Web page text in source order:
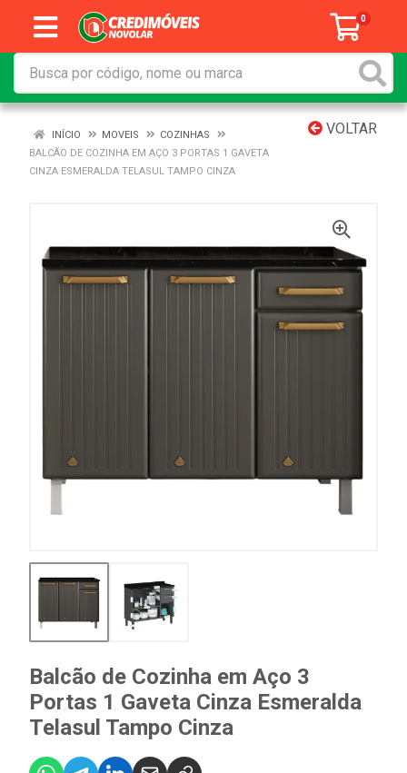
0
VOLTAR
INÍCIO MOVEIS
COZINHAS
BALCÃO DE COZINHA EM AÇO 3 PORTAS 1 GAVETA
CINZA ESMERALDA TELASUL TAMPO CINZA
Balcão de Cozinha em Aço 3
Portas 1 Gaveta Cinza Esmeralda
Telasul Tampo Cinza